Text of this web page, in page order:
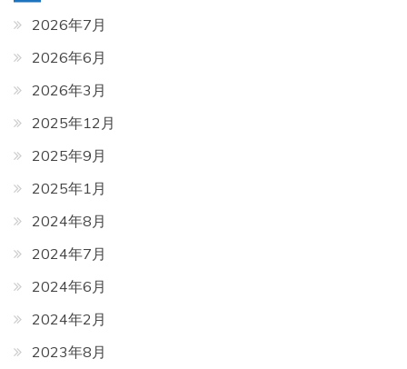
2026年7月
2026年6月
2026年3月
2025年12月
2025年9月
2025年1月
2024年8月
2024年7月
2024年6月
2024年2月
2023年8月